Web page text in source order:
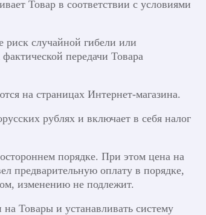
Товар в соответствии с условиями
риск случайной гибели или
передачи Товара
на страницах Интернет-магазина.
рублях и включает в себя налог
порядке. При этом цена на
предварительную оплату в порядке,
изменению не подлежит.
Товары и устанавливать систему